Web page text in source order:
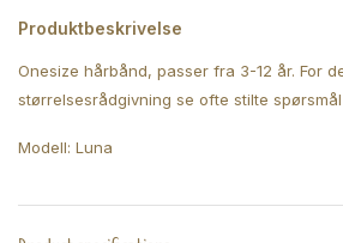
Produktbeskrivelse
Onesize hårbånd, passer fra 3-12 år. For
størrelsesrådgivning se ofte stilte
Modell: Luna